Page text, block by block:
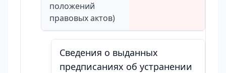
положений
правовых актов)
Сведения о выданных
предписаниях об устранении